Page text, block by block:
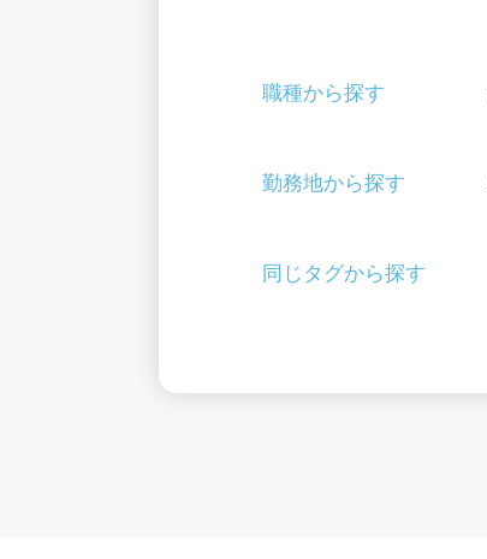
職種から探す
勤務地から探す
同じタグから探す